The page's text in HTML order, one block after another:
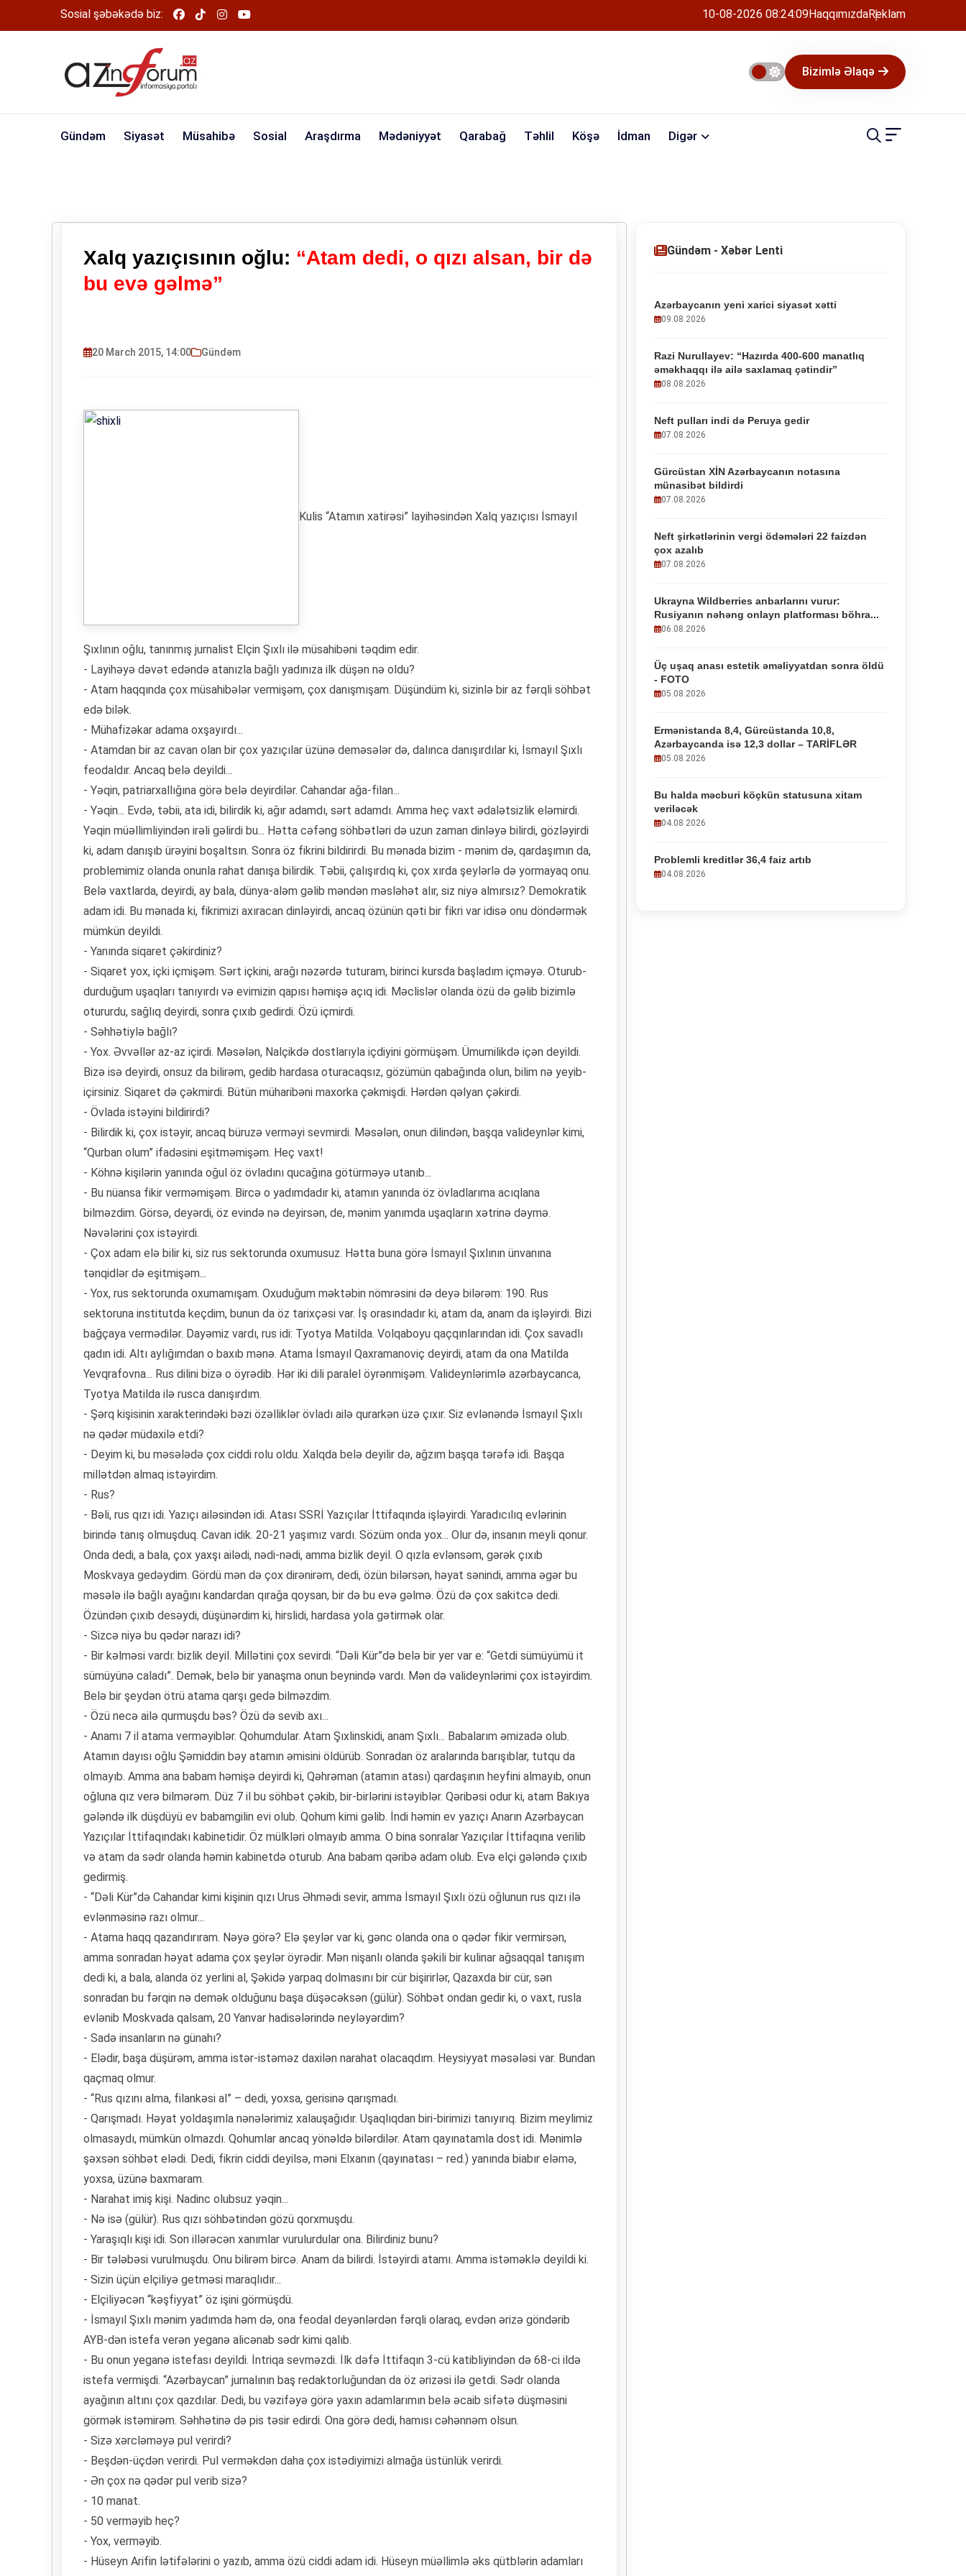
Sosial şəbəkədə biz: 10-08-2026 08:24:10HaqqımızdaReklam
Bizimlə Əlaqə
Gündəm Siyasət Müsahibə Sosial Araşdırma Mədəniyyət Qarabağ Təhlil Köşə İdman Digər
Xalq yazıçısının oğlu: “Atam dedi, o qızı alsan, bir də
bu evə gəlmə”
20 March 2015, 14:00 Gündəm
Kulis “Atamın xatirəsi” layihəsindən Xalq yazıçısı İsmayıl
Şıxlının oğlu, tanınmış jurnalist Elçin Şıxlı ilə müsahibəni təqdim edir.
- Layihəyə dəvət edəndə atanızla bağlı yadınıza ilk düşən nə oldu?
- Atam haqqında çox müsahibələr vermişəm, çox danışmışam. Düşündüm ki, sizinlə bir az fərqli söhbət
edə bilək.
- Mühafizəkar adama oxşayırdı...
- Atamdan bir az cavan olan bir çox yazıçılar üzünə deməsələr də, dalınca danışırdılar ki, İsmayıl Şıxlı
feodaldır. Ancaq belə deyildi...
- Yəqin, patriarxallığına görə belə deyirdilər. Cahandar ağa-filan...
- Yəqin... Evdə, təbii, ata idi, bilirdik ki, ağır adamdı, sərt adamdı. Amma heç vaxt ədalətsizlik eləmirdi.
Yəqin müəllimliyindən irəli gəlirdi bu... Hətta cəfəng söhbətləri də uzun zaman dinləyə bilirdi, gözləyirdi
ki, adam danışıb ürəyini boşaltsın. Sonra öz fikrini bildirirdi. Bu mənada bizim - mənim də, qardaşımın da,
problemimiz olanda onunla rahat danışa bilirdik. Təbii, çalışırdıq ki, çox xırda şeylərlə də yormayaq onu.
Belə vaxtlarda, deyirdi, ay bala, dünya-aləm gəlib məndən məsləhət alır, siz niyə almırsız? Demokratik
adam idi. Bu mənada ki, fikrimizi axıracan dinləyirdi, ancaq özünün qəti bir fikri var idisə onu döndərmək
mümkün deyildi.
- Yanında siqaret çəkirdiniz?
- Siqaret yox, içki içmişəm. Sərt içkini, arağı nəzərdə tuturam, birinci kursda başladım içməyə. Oturub-
durduğum uşaqları tanıyırdı və evimizin qapısı həmişə açıq idi. Məclislər olanda özü də gəlib bizimlə
otururdu, sağlıq deyirdi, sonra çıxıb gedirdi. Özü içmirdi.
- Səhhətiylə bağlı?
- Yox. Əvvəllər az-az içirdi. Məsələn, Nalçikdə dostlarıyla içdiyini görmüşəm. Ümumilikdə içən deyildi.
Bizə isə deyirdi, onsuz da bilirəm, gedib hardasa oturacaqsız, gözümün qabağında olun, bilim nə yeyib-
içirsiniz. Siqaret də çəkmirdi. Bütün müharibəni maxorka çəkmişdi. Hərdən qəlyan çəkirdi.
- Övlada istəyini bildirirdi?
- Bilirdik ki, çox istəyir, ancaq büruzə verməyi sevmirdi. Məsələn, onun dilindən, başqa valideynlər kimi,
“Qurban olum” ifadəsini eşitməmişəm. Heç vaxt!
- Köhnə kişilərin yanında oğul öz övladını qucağına götürməyə utanıb...
- Bu nüansa fikir verməmişəm. Bircə o yadımdadır ki, atamın yanında öz övladlarıma acıqlana
bilməzdim. Görsə, deyərdi, öz evində nə deyirsən, de, mənim yanımda uşaqların xətrinə dəymə.
Nəvələrini çox istəyirdi.
- Çox adam elə bilir ki, siz rus sektorunda oxumusuz. Hətta buna görə İsmayıl Şıxlının ünvanına
tənqidlər də eşitmişəm...
- Yox, rus sektorunda oxumamışam. Oxuduğum məktəbin nömrəsini də deyə bilərəm: 190. Rus
sektoruna institutda keçdim, bunun da öz tarixçəsi var. İş orasındadır ki, atam da, anam da işləyirdi. Bizi
bağçaya vermədilər. Dayəmiz vardı, rus idi: Tyotya Matilda. Volqaboyu qaçqınlarından idi. Çox savadlı
qadın idi. Altı aylığımdan o baxıb mənə. Atama İsmayıl Qaxramanoviç deyirdi, atam da ona Matilda
Yevqrafovna... Rus dilini bizə o öyrədib. Hər iki dili paralel öyrənmişəm. Valideynlərimlə azərbaycanca,
Tyotya Matilda ilə rusca danışırdım.
- Şərq kişisinin xarakterindəki bəzi özəlliklər övladı ailə qurarkən üzə çıxır. Siz evlənəndə İsmayıl Şıxlı
nə qədər müdaxilə etdi?
- Deyim ki, bu məsələdə çox ciddi rolu oldu. Xalqda belə deyilir də, ağzım başqa tərəfə idi. Başqa
millətdən almaq istəyirdim.
- Rus?
- Bəli, rus qızı idi. Yazıçı ailəsindən idi. Atası SSRİ Yazıçılar İttifaqında işləyirdi. Yaradıcılıq evlərinin
birində tanış olmuşduq. Cavan idik. 20-21 yaşımız vardı. Sözüm onda yox... Olur də, insanın meyli qonur.
Onda dedi, a bala, çox yaxşı ailədi, nədi-nədi, amma bizlik deyil. O qızla evlənsəm, gərək çıxıb
Moskvaya gedəydim. Gördü mən də çox dirənirəm, dedi, özün bilərsən, həyat sənindi, amma əgər bu
məsələ ilə bağlı ayağını kandardan qırağa qoysan, bir də bu evə gəlmə. Özü də çox sakitcə dedi.
Özündən çıxıb desəydi, düşünərdim ki, hirslidi, hardasa yola gətirmək olar.
- Sizcə niyə bu qədər narazı idi?
- Bir kəlməsi vardı: bizlik deyil. Millətini çox sevirdi. “Dəli Kür”də belə bir yer var e: “Getdi sümüyümü it
sümüyünə caladı”. Demək, belə bir yanaşma onun beynində vardı. Mən də valideynlərimi çox istəyirdim.
Belə bir şeydən ötrü atama qarşı gedə bilməzdim.
- Özü necə ailə qurmuşdu bəs? Özü də sevib axı...
- Anamı 7 il atama verməyiblər. Qohumdular. Atam Şıxlinskidi, anam Şıxlı... Babalarım əmizadə olub.
Atamın dayısı oğlu Şəmiddin bəy atamın əmisini öldürüb. Sonradan öz aralarında barışıblar, tutqu da
olmayıb. Amma ana babam həmişə deyirdi ki, Qəhrəman (atamın atası) qardaşının heyfini almayıb, onun
oğluna qız verə bilmərəm. Düz 7 il bu söhbət çəkib, bir-birlərini istəyiblər. Qəribəsi odur ki, atam Bakıya
gələndə ilk düşdüyü ev babamgilin evi olub. Qohum kimi gəlib. İndi həmin ev yazıçı Anarın Azərbaycan
Yazıçılar İttifaqındakı kabinetidir. Öz mülkləri olmayıb amma. O bina sonralar Yazıçılar İttifaqına verilib
və atam da sədr olanda həmin kabinetdə oturub. Ana babam qəribə adam olub. Evə elçi gələndə çıxıb
gedirmiş.
- “Dəli Kür”də Cahandar kimi kişinin qızı Urus Əhmədi sevir, amma İsmayıl Şıxlı özü oğlunun rus qızı ilə
evlənməsinə razı olmur...
- Atama haqq qazandırıram. Nəyə görə? Elə şeylər var ki, gənc olanda ona o qədər fikir vermirsən,
amma sonradan həyat adama çox şeylər öyrədir. Mən nişanlı olanda şəkili bir kulinar ağsaqqal tanışım
dedi ki, a bala, alanda öz yerlini al, Şəkidə yarpaq dolmasını bir cür bişirirlər, Qazaxda bir cür, sən
sonradan bu fərqin nə demək olduğunu başa düşəcəksən (gülür). Söhbət ondan gedir ki, o vaxt, rusla
evlənib Moskvada qalsam, 20 Yanvar hadisələrində neyləyərdim?
- Sadə insanların nə günahı?
- Elədir, başa düşürəm, amma istər-istəməz daxilən narahat olacaqdım. Heysiyyat məsələsi var. Bundan
qaçmaq olmur.
- “Rus qızını alma, filankəsi al” – dedi, yoxsa, gerisinə qarışmadı.
- Qarışmadı. Həyat yoldaşımla nənələrimiz xalauşağıdır. Uşaqlıqdan biri-birimizi tanıyırıq. Bizim meylimiz
olmasaydı, mümkün olmazdı. Qohumlar ancaq yönəldə bilərdilər. Atam qayınatamla dost idi. Mənimlə
şəxsən söhbət elədi. Dedi, fikrin ciddi deyilsə, məni Elxanın (qayınatası – red.) yanında biabır eləmə,
yoxsa, üzünə baxmaram.
- Narahat imiş kişi. Nadinc olubsuz yəqin...
- Nə isə (gülür). Rus qızı söhbətindən gözü qorxmuşdu.
- Yaraşıqlı kişi idi. Son illərəcən xanımlar vurulurdular ona. Bilirdiniz bunu?
- Bir tələbəsi vurulmuşdu. Onu bilirəm bircə. Anam da bilirdi. İstəyirdi atamı. Amma istəməklə deyildi ki.
- Sizin üçün elçiliyə getməsi maraqlıdır...
- Elçiliyəcən “kəşfiyyat” öz işini görmüşdü.
- İsmayıl Şıxlı mənim yadımda həm də, ona feodal deyənlərdən fərqli olaraq, evdən ərizə göndərib
AYB-dən istefa verən yeganə alicənab sədr kimi qalıb.
- Bu onun yeganə istefası deyildi. İntriqa sevməzdi. İlk dəfə İttifaqın 3-cü katibliyindən də 68-ci ildə
istefa vermişdi. “Azərbaycan” jurnalının baş redaktorluğundan da öz ərizəsi ilə getdi. Sədr olanda
ayağının altını çox qazdılar. Dedi, bu vəzifəyə görə yaxın adamlarımın belə əcaib sifətə düşməsini
görmək istəmirəm. Səhhətinə də pis təsir edirdi. Ona görə dedi, hamısı cəhənnəm olsun.
- Sizə xərcləməyə pul verirdi?
- Beşdən-üçdən verirdi. Pul verməkdən daha çox istədiyimizi almağa üstünlük verirdi.
- Ən çox nə qədər pul verib sizə?
- 10 manat.
- 50 verməyib heç?
- Yox, verməyib.
- Hüseyn Arifin lətifələrini o yazıb, amma özü ciddi adam idi. Hüseyn müəllimlə əks qütblərin adamları
Gündəm - Xəbər Lenti
Azərbaycanın yeni xarici siyasət xətti
09.08.2026
Razi Nurullayev: “Hazırda 400-600 manatlıq
əməkhaqqı ilə ailə saxlamaq çətindir”
08.08.2026
Neft pulları indi də Peruya gedir
07.08.2026
Gürcüstan XİN Azərbaycanın notasına
münasibət bildirdi
07.08.2026
Neft şirkətlərinin vergi ödəmələri 22 faizdən
çox azalıb
07.08.2026
Ukrayna Wildberries anbarlarını vurur:
Rusiyanın nəhəng onlayn platforması böhra...
06.08.2026
Üç uşaq anası estetik əməliyyatdan sonra öldü
- FOTO
05.08.2026
Ermənistanda 8,4, Gürcüstanda 10,8,
Azərbaycanda isə 12,3 dollar – TARİFLƏR
05.08.2026
Bu halda məcburi köçkün statusuna xitam
veriləcək
04.08.2026
Problemli kreditlər 36,4 faiz artıb
04.08.2026